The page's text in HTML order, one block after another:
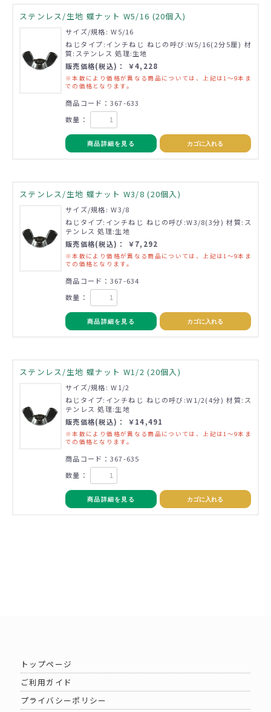
ステンレス/生地 蝶ナット W5/16 (20個入)
サイズ/規格: W5/16
ねじタイプ:インチねじ ねじの呼び:W5/16(2分5厘) 材
質:ステンレス 処理:生地
販売価格(税込)： ￥4,228
※本数により価格が異なる商品については、上記は1～9本ま
での価格となります。
商品コード：367-633
数量：
商品詳細を見る カゴに入れる
ステンレス/生地 蝶ナット W3/8 (20個入)
サイズ/規格: W3/8
ねじタイプ:インチねじ ねじの呼び:W3/8(3分) 材質:ス
テンレス 処理:生地
販売価格(税込)： ￥7,292
※本数により価格が異なる商品については、上記は1～9本ま
での価格となります。
商品コード：367-634
数量：
商品詳細を見る カゴに入れる
ステンレス/生地 蝶ナット W1/2 (20個入)
サイズ/規格: W1/2
ねじタイプ:インチねじ ねじの呼び:W1/2(4分) 材質:ス
テンレス 処理:生地
販売価格(税込)： ￥14,491
※本数により価格が異なる商品については、上記は1～9本ま
での価格となります。
商品コード：367-635
数量：
商品詳細を見る カゴに入れる
トップページ
ご利用ガイド
プライバシーポリシー